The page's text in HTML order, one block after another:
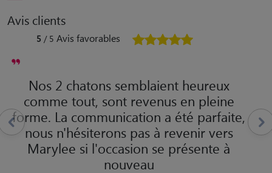
Avis clients
5 / 5 Avis favorables
Nos 2 chatons semblaient heureux
comme tout, sont revenus en pleine
forme. La communication a été parfaite,
nous n'hésiterons pas à revenir vers
Marylee si l'occasion se présente à
nouveau